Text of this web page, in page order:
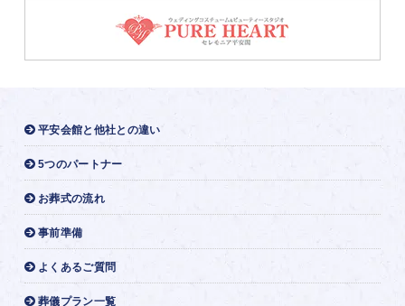
平安会館と他社との違い
5つのパートナー
お葬式の流れ
事前準備
よくあるご質問
葬儀プラン一覧